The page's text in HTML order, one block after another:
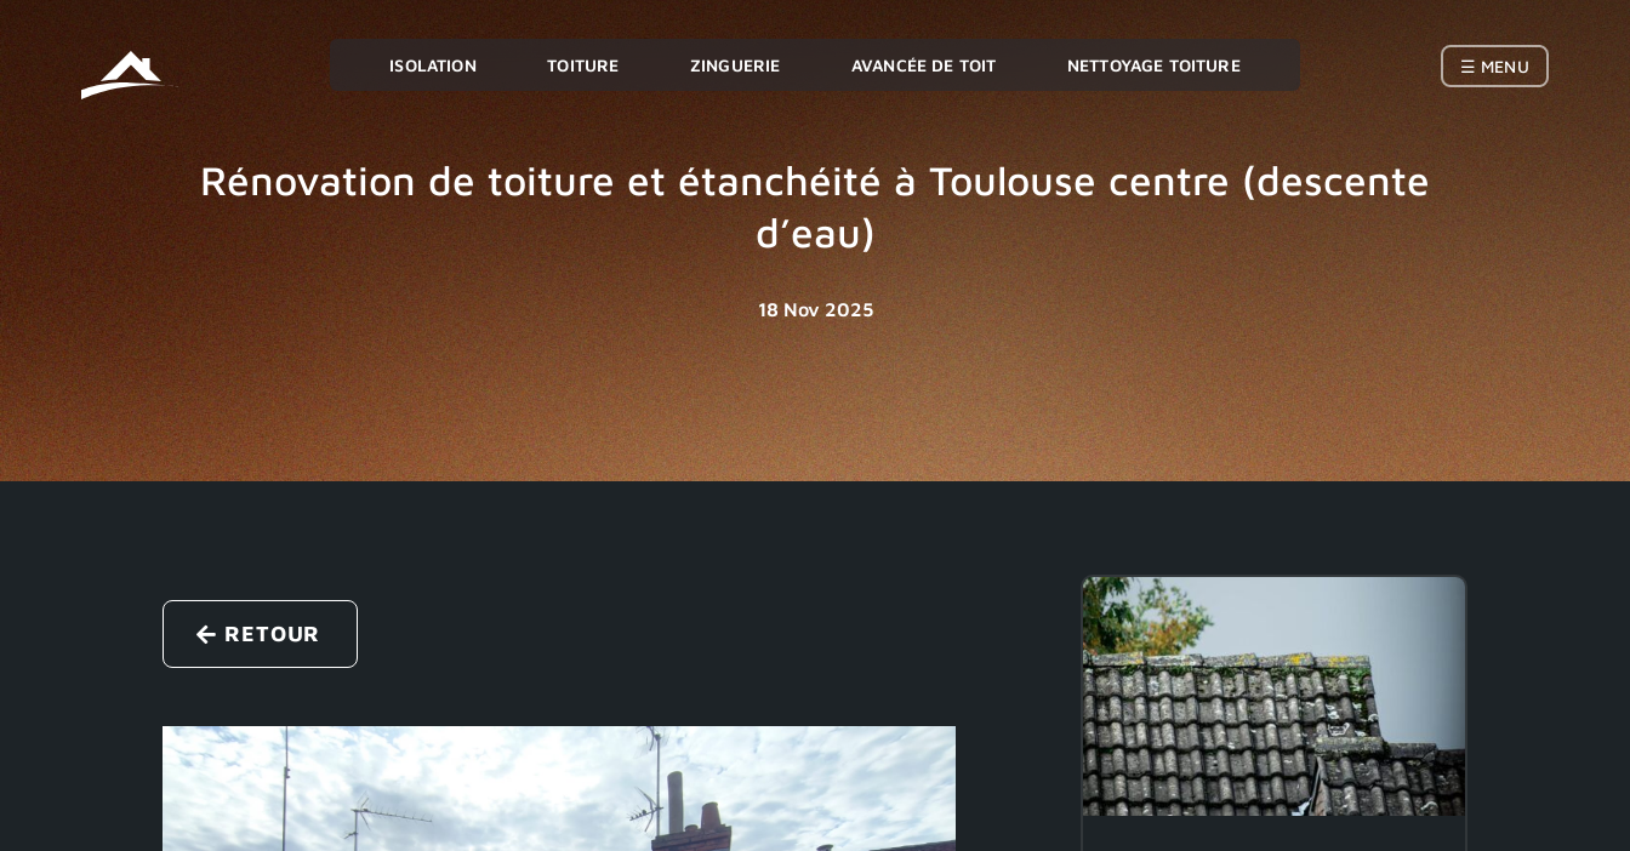
☰ MENU
ISOLATION TOITURE ZINGUERIE AVANCÉE DE TOIT NETTOYAGE TOITURE
Rénovation de toiture et étanchéité à Toulouse centre (descente
d’eau)
18 Nov 2025
RETOUR